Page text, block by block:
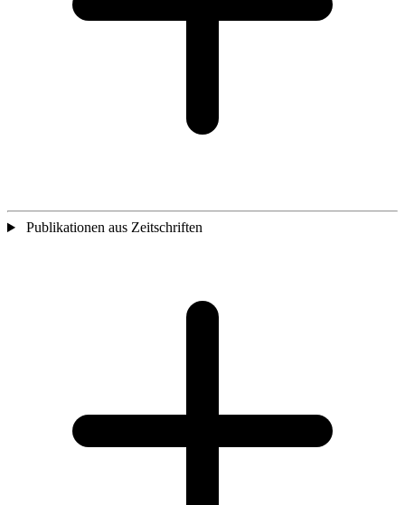
Publikationen aus Zeitschriften